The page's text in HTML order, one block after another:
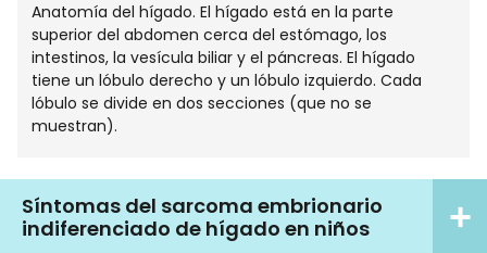
Anatomía del hígado. El hígado está en la parte
superior del abdomen cerca del estómago, los
intestinos, la vesícula biliar y el páncreas. El hígado
tiene un lóbulo derecho y un lóbulo izquierdo. Cada
lóbulo se divide en dos secciones (que no se
muestran).
Síntomas del sarcoma embrionario
indiferenciado de hígado en niños